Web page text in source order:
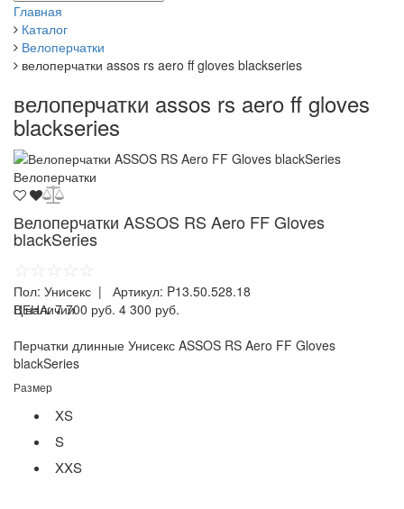
Главная
Каталог
Велоперчатки
велоперчатки assos rs aero ff gloves blackseries
велоперчатки assos rs aero ff gloves
blackseries
Велоперчатки
Велоперчатки ASSOS RS Aero FF Gloves
blackSeries
☆☆☆☆☆
Пол: Унисекс | Артикул: P13.50.528.18
ЦЕНА:7 700 руб. 4 300 руб.
В наличии
Перчатки длинные Унисекс ASSOS RS Aero FF Gloves
blackSeries
Размер
XS
S
XXS